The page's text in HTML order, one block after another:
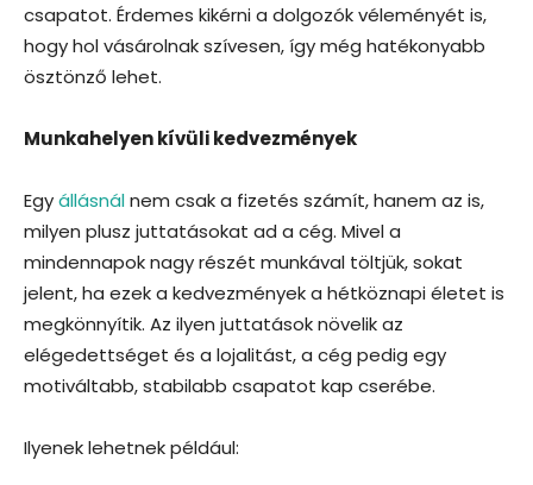
csapatot. Érdemes kikérni a dolgozók véleményét is,
hogy hol vásárolnak szívesen, így még hatékonyabb
ösztönző lehet.
Munkahelyen kívüli kedvezmények
Egyállásnálnem csak a fizetés számít, hanem az is,
milyen plusz juttatásokat ad a cég. Mivel a
mindennapok nagy részét munkával töltjük, sokat
jelent, ha ezek a kedvezmények a hétköznapi életet is
megkönnyítik. Az ilyen juttatások növelik az
elégedettséget és a lojalitást, a cég pedig egy
motiváltabb, stabilabb csapatot kap cserébe.
Ilyenek lehetnek például: